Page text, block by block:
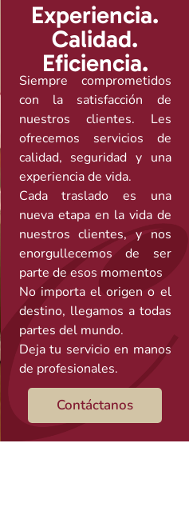
Experiencia.
Calidad.
Eficiencia.
Siempre comprometidos
con la satisfacción de
nuestros clientes. Les
ofrecemos servicios de
calidad, seguridad y una
experiencia de vida.
Cada traslado es una
nueva etapa en la vida de
nuestros clientes, y nos
enorgullecemos de ser
parte de esos momentos
No importa el origen o el
destino, llegamos a todas
partes del mundo.
Deja tu servicio en manos
de profesionales.
Contáctanos